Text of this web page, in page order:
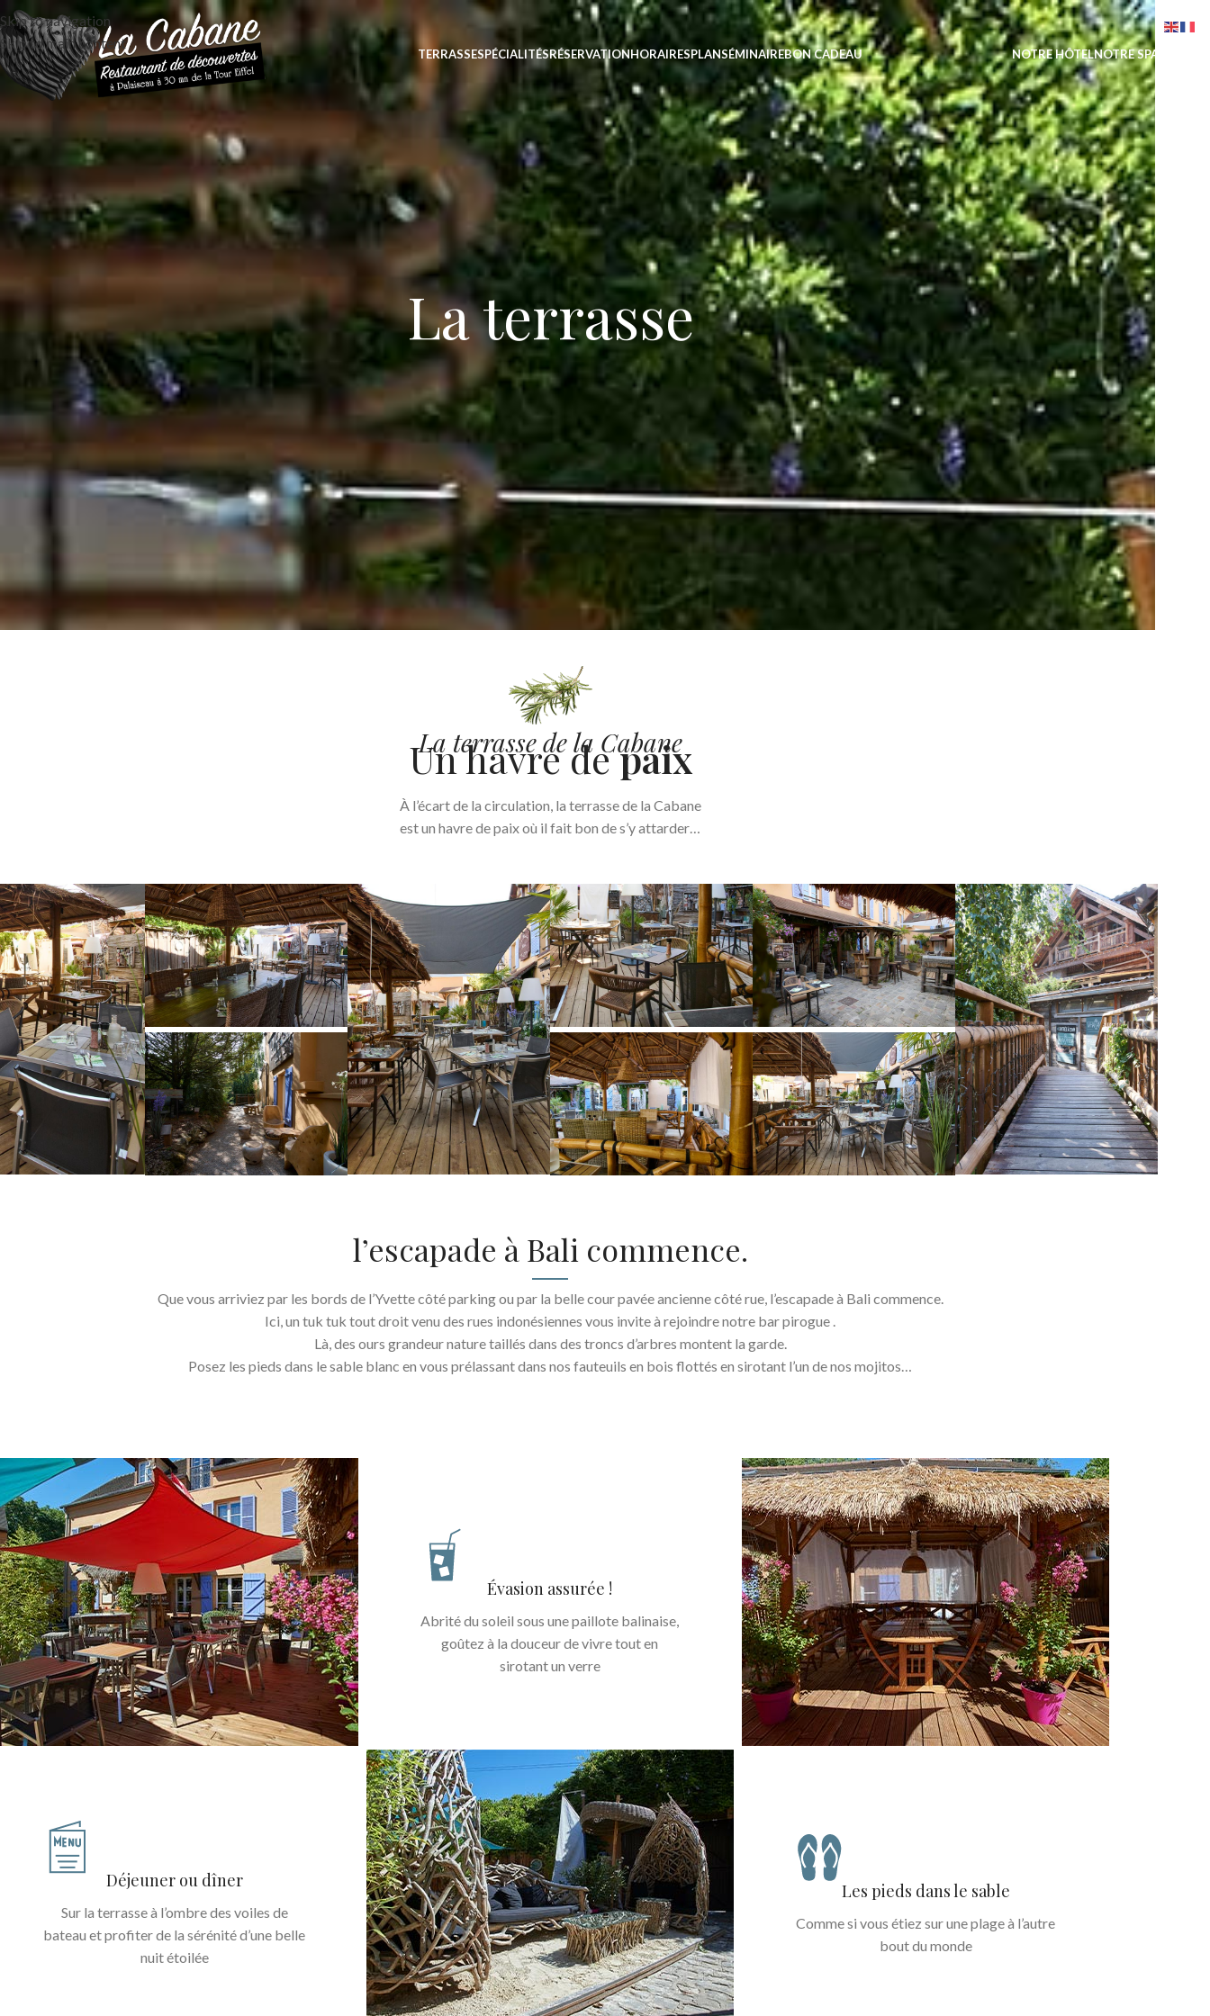
Skip to navigation
Skip to main content
TERRASSESPÉCIALITÉSRÉSERVATIONHORAIRESPLANSÉMINAIREBON CADEAU NOTRE HÔTELNOTRE SPA
La terrasse
La terrasse de la Cabane
Un havre depaix
À l’écart de la circulation, la terrasse de la Cabane
est un havre de paix où il fait bon de s’y attarder…
l’escapade à Bali commence.
Que vous arriviez par les bords de l’Yvette côté parking ou par la belle cour pavée ancienne côté rue, l’escapade à Bali commence.
Ici, un tuk tuk tout droit venu des rues indonésiennes vous invite à rejoindre notre bar pirogue .
Là, des ours grandeur nature taillés dans des troncs d’arbres montent la garde.
Posez les pieds dans le sable blanc en vous prélassant dans nos fauteuils en bois flottés en sirotant l’un de nos mojitos…
Évasion assurée !
Abrité du soleil sous une paillote balinaise,
goûtez à la douceur de vivre tout en
sirotant un verre
Déjeuner ou dîner
Sur la terrasse à l’ombre des voiles de
bateau et profiter de la sérénité d’une belle
nuit étoilée
Les pieds dans le sable
Comme si vous étiez sur une plage à l’autre
bout du monde